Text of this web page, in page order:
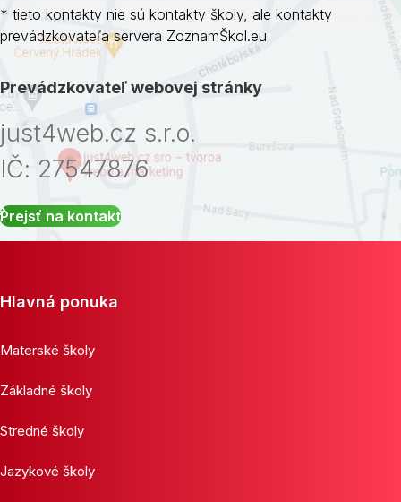
* tieto kontakty nie sú kontakty školy, ale kontakty
prevádzkovateľa servera ZoznamŠkol.eu
Prevádzkovateľ webovej stránky
just4web.cz s.r.o.
IČ: 27547876
Prejsť na kontakt
Hlavná ponuka
Materské školy
Základné školy
Stredné školy
Jazykové školy